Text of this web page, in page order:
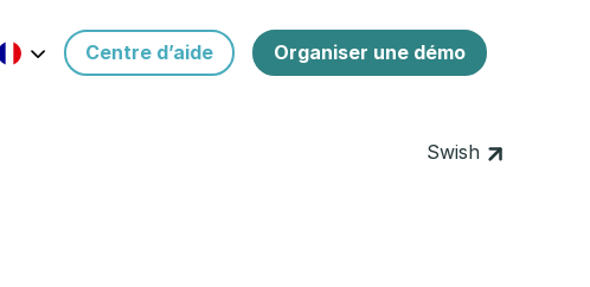
Centre d’aide Organiser une démo
Swish